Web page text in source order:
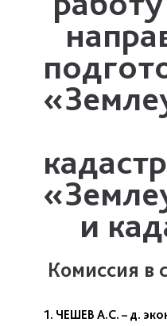
и
Комиссия в
1. ЧЕШЕВ А.С. – д.